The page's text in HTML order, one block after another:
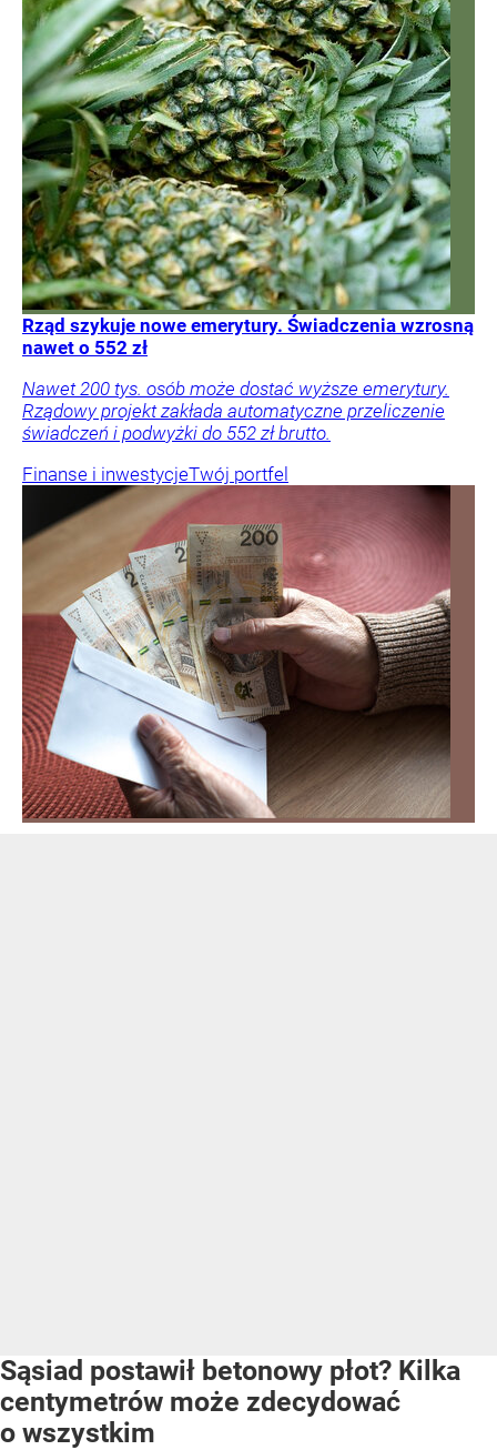
Rząd szykuje nowe emerytury. Świadczenia wzrosną
nawet o 552 zł
Nawet 200 tys. osób może dostać wyższe emerytury.
Rządowy projekt zakłada automatyczne przeliczenie
świadczeń i podwyżki do 552 zł brutto.
Finanse i inwestycjeTwój portfel
Sąsiad postawił betonowy płot? Kilka
centymetrów może zdecydować
o wszystkim